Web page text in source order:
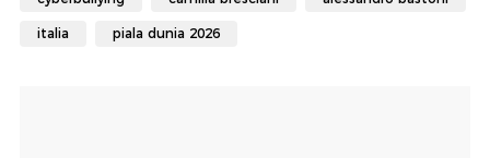
italia piala dunia 2026